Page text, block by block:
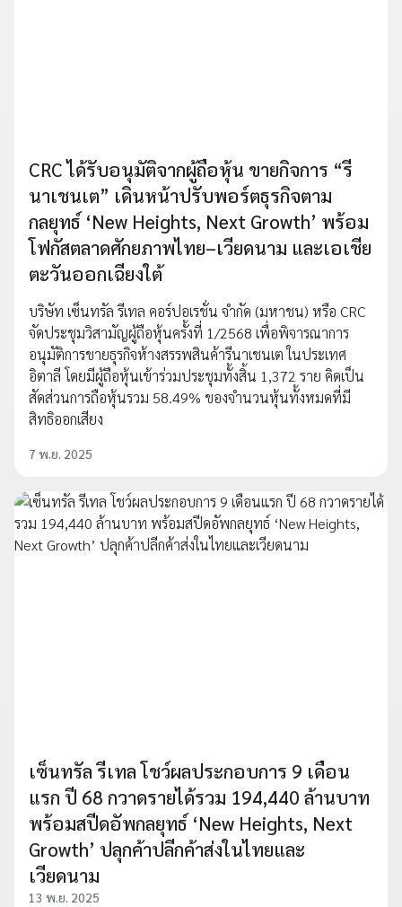
CRC ได้รับอนุมัติจากผู้ถือหุ้น ขายกิจการ “รี
นาเชนเต” เดินหน้าปรับพอร์ตธุรกิจตาม
กลยุทธ์ ‘New Heights, Next Growth’ พร้อม
โฟกัสตลาดศักยภาพไทย–เวียดนาม และเอเชีย
ตะวันออกเฉียงใต้
บริษัท เซ็นทรัล รีเทล คอร์ปอเรชั่น จำกัด (มหาชน) หรือ CRC
จัดประชุมวิสามัญผู้ถือหุ้นครั้งที่ 1/2568 เพื่อพิจารณาการ
อนุมัติการขายธุรกิจห้างสรรพสินค้ารีนาเชนเต ในประเทศ
อิตาลี โดยมีผู้ถือหุ้นเข้าร่วมประชุมทั้งสิ้น 1,372 ราย คิดเป็น
สัดส่วนการถือหุ้นรวม 58.49% ของจำนวนหุ้นทั้งหมดที่มี
สิทธิออกเสียง
7 พ.ย. 2025
เซ็นทรัล รีเทล โชว์ผลประกอบการ 9 เดือน
แรก ปี 68 กวาดรายได้รวม 194,440 ล้านบาท
พร้อมสปีดอัพกลยุทธ์ ‘New Heights, Next
Growth’ ปลุกค้าปลีกค้าส่งในไทยและ
เวียดนาม
13 พ.ย. 2025